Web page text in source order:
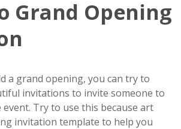
Grand Opening
a grand opening, you can try to
invitations to invite someone to
Try to use this because art
invitation template to help you